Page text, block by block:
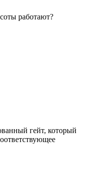
работают?
гейт, который